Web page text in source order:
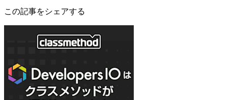
この記事をシェアする